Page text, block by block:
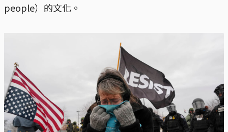
people）的文化。